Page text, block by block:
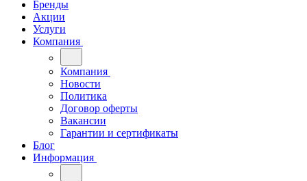
Бренды
Акции
Услуги
Компания
Компания
Новости
Политика
Договор оферты
Вакансии
Гарантии и сертификаты
Блог
Информация